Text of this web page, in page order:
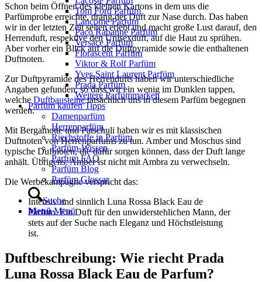
Tom Ford Parfüm
Lancome Parfum
Paco Rabanne Parfüm
Versace Parfum
Florascent Parfum
Viktor & Rolf Parfüm
Yves Saint Laurent Parfüm
Prada Parfüm
Weitere Parfümmarken
Parfüm kaufen Tipps
Damenparfüm
Herrenparfüm
Riechstoffe in Parfüm
Parfüm-Wissen
Parfum FAQ
Parfüm Blog
Parfüm Glossar
Suche
Menü Menü
Schon beim Öffnen des kleinen Kartons in dem uns die
Parfümprobe erreichte, drang der Duft zur Nase durch. Das haben
wir in der letzten Zeit selten erlebt und macht große Lust darauf, den
Herrenduft, respektive den Unisexduft, auf die Haut zu sprühen.
Aber vorher ein Blick auf die Duftpyramide sowie die enthaltenen
Duftnoten.
Zur Duftpyramide des Herrendufts haben wir unterschiedliche
Angaben gefunden, so dass wir ein wenig im Dunklen tappen,
welche Duftbausteinetatsächlich uns in diesem Parfüm begegnen
werden.
Mit Bergamotte und Patschuli haben wir es mit klassischen
Duftnoten von Herrenparfums zu tun. Amber und Moschus sind
typische Duftnoten, die dafür sorgen können, dass der Duft lange
anhält. Übrigens: Amber ist nicht mit Ambra zu verwechseln.
Die Werbekampagne verspricht das:
Intensiv und sinnlich Luna Rossa Black Eau de
Parfum. Ein Duft für den unwiderstehlichen Mann, der
stets auf der Suche nach Eleganz und Höchstleistung
ist.
Duftbeschreibung: Wie riecht Prada
Luna Rossa Black Eau de Parfum?